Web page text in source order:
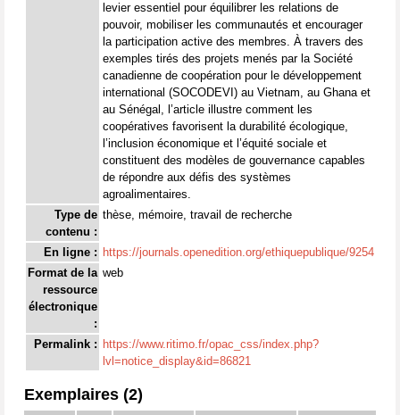
levier essentiel pour équilibrer les relations de
pouvoir, mobiliser les communautés et encourager
la participation active des membres. À travers des
exemples tirés des projets menés par la Société
canadienne de coopération pour le développement
international (SOCODEVI) au Vietnam, au Ghana et
au Sénégal, l’article illustre comment les
coopératives favorisent la durabilité écologique,
l’inclusion économique et l’équité sociale et
constituent des modèles de gouvernance capables
de répondre aux défis des systèmes
agroalimentaires.
Type de
contenu :
thèse, mémoire, travail de recherche
En ligne : https://journals.openedition.org/ethiquepublique/9254
Format de la
ressource
électronique
:
web
Permalink : https://www.ritimo.fr/opac_css/index.php?
lvl=notice_display&id=86821
Exemplaires (2)